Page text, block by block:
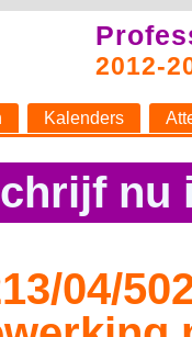
2012-
Kalenders
nu
04/